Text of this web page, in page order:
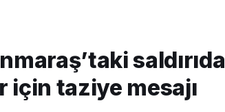
saldırıda
için taziye mesajı